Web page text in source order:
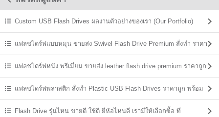
Custom USB Flash Drives ผลงานตัวอย่างของเรา (Our Portfolio)
แฟลชไดร์ฟแบบหมุน ขายส่ง Swivel Flash Drive Premium สั่งทำ ราคา
ถูก แฟลชไดร์ฟหนัง พรีเมี่ยม ขายส่ง leather flash drive premium ราคาถูก
แฟลชไดร์ฟพลาสติก สั่งทำ Plastic USB Flash Drives ราคาถูก พร้อม
สกรีนFlash Drive รุ่นไหน ขายดี ใช้ดี ยี่ห้อไหนดี เรามีให้เลือกซื้อ ที่